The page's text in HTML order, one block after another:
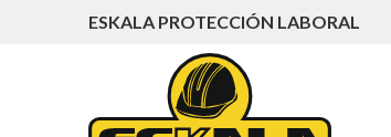
ESKALA PROTECCIÓN LABORAL